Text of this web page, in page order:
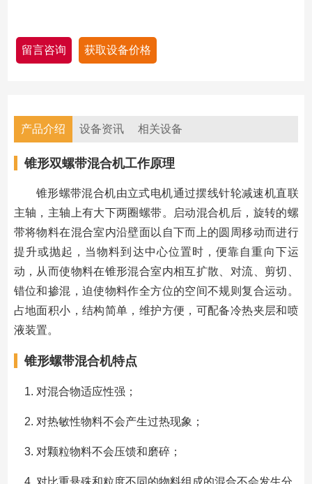
留言咨询 获取设备价格
产品介绍 设备资讯 相关设备
锥形双螺带混合机工作原理
锥形螺带混合机由立式电机通过摆线针轮减速机直联
主轴，主轴上有大下两圈螺带。启动混合机后，旋转的螺
带将物料在混合室内沿壁面以自下而上的圆周移动而进行
提升或抛起，当物料到达中心位置时，便靠自重向下运
动，从而使物料在锥形混合室内相互扩散、对流、剪切、
错位和掺混，迫使物料作全方位的空间不规则复合运动。
占地面积小，结构简单，维护方便，可配备冷热夹层和喷
液装置。
锥形螺带混合机特点
对混合物适应性强；
对热敏性物料不会产生过热现象；
对颗粒物料不会压馈和磨碎；